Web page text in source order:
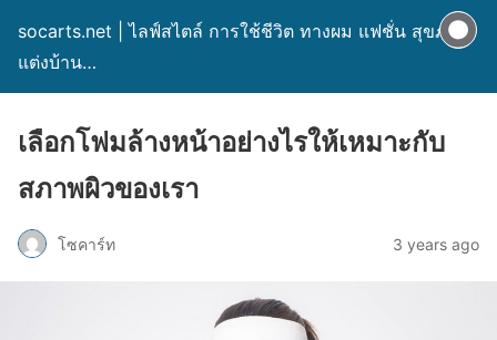
socarts.net | ไลฟ์สไตล์ การใช้ชีวิต ทางผม แฟชั่น สุขภาพ
แต่งบ้าน…
เลือกโฟมล้างหน้าอย่างไรให้เหมาะกับ
สภาพผิวของเรา
โซคาร์ท 3 years ago